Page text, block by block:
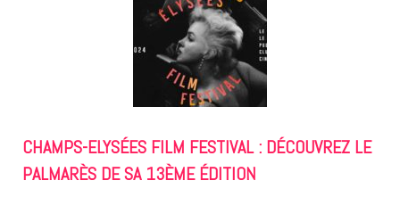
CHAMPS-ELYSÉES FILM FESTIVAL : DÉCOUVREZ LE
PALMARÈS DE SA 13ÈME ÉDITION